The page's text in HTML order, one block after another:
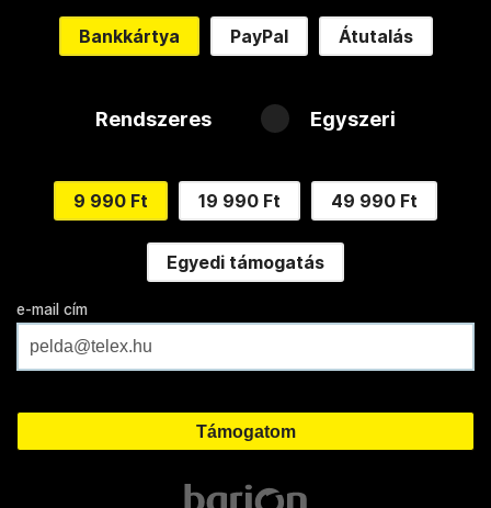
Bankkártya PayPal Átutalás
Rendszeres Egyszeri
9 990 Ft 19 990 Ft 49 990 Ft
Egyedi támogatás
e-mail cím